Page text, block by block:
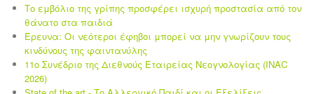
Το εμβόλιο της γρίπης προσφέρει ισχυρή προστασία από τον
θάνατο στα παιδιά
Έρευνα: Οι νεότεροι έφηβοι μπορεί να μην γνωρίζουν τους
κινδύνους της φαιντανύλης
11ο Συνέδριο της Διεθνούς Εταιρείας Νεογνολογίας (INAC
2026)